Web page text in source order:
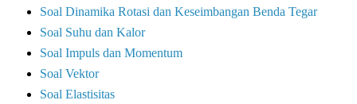
Soal Dinamika Rotasi dan Keseimbangan Benda Tegar
Soal Suhu dan Kalor
Soal Impuls dan Momentum
Soal Vektor
Soal Elastisitas